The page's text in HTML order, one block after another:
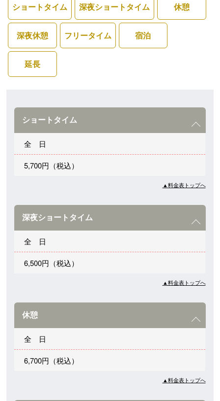
ショートタイム 深夜ショートタイム 休憩
深夜休憩 フリータイム 宿泊
延長
ショートタイム
全 日
5,700円（税込）
▲料金表トップへ
深夜ショートタイム
全 日
6,500円（税込）
▲料金表トップへ
休憩
全 日
6,700円（税込）
▲料金表トップへ